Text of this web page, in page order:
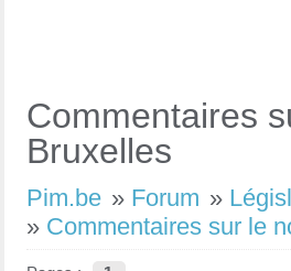
Commentaires
Bruxelles
Pim.be » Forum »
» Commentaires sur le